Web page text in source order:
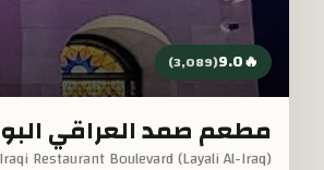
🔥
9.0
(
3,089
)
مطعم صمد العراقي
Restaurant Boulevard (Layali Al-Iraq)